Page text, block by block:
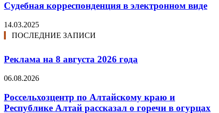
Судебная корреспонденция в электронном виде
14.03.2025
ПОСЛЕДНИЕ ЗАПИСИ
Реклама на 8 августа 2026 года
06.08.2026
Россельхозцентр по Алтайскому краю и
Республике Алтай рассказал о горечи в огурцах